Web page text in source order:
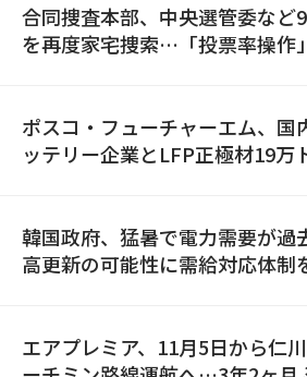
合同捜査本部、中央選管委など
を再度家宅捜索…「投票率操作
ポスコ・フューチャーエム、国
ッテリー企業とLFP正極材19万
韓国政府、猛暑で電力需要が過
高更新の可能性に需給対応体制
エアプレミア、11月5日から仁